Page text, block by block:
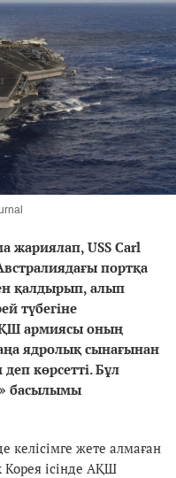
жариялап, USS Carl
портқа
қалдырып, алып
түбегіне
армиясы оның
ядролық сынағынан
көрсетті. Бұл
басылымы
келісімге жете алмаған
Корея ісінде АҚШ